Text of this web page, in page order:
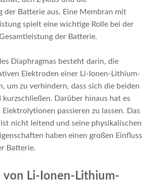
der Batterie aus. Eine Membran mit
spielt eine wichtige Rolle bei der
der Batterie.
Diaphragmas besteht darin, die
Elektroden einer Li-Ionen-Lithium-
um zu verhindern, dass sich die beiden
kurzschließen. Darüber hinaus hat es
passieren zu lassen. Das
nicht leitend und seine physikalischen
haben einen großen Einfluss
Batterie.
von Li-Ionen-Lithium-